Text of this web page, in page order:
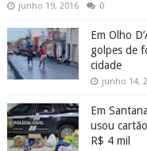
junho 19, 2016 0
Em Olho
golpes de
cidade
junho 14,
Em
usou
R$ 4 mil